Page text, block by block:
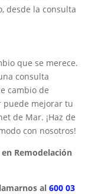
desde la consulta
que se merece.
consulta
cambio de
puede mejorar tu
de Mar. ¡Haz de
con nosotros!
Remodelación
al 600 03